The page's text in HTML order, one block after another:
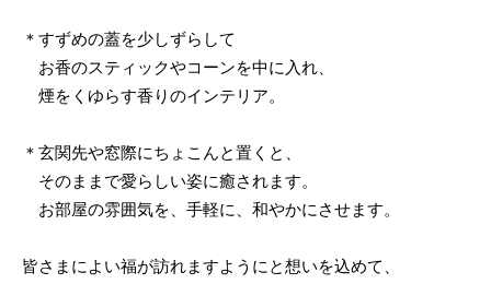
＊すずめの蓋を少しずらして
お香のスティックやコーンを中に入れ、
煙をくゆらす香りのインテリア。
＊玄関先や窓際にちょこんと置くと、
そのままで愛らしい姿に癒されます。
お部屋の雰囲気を、手軽に、和やかにさせます。
皆さまによい福が訪れますようにと想いを込めて、